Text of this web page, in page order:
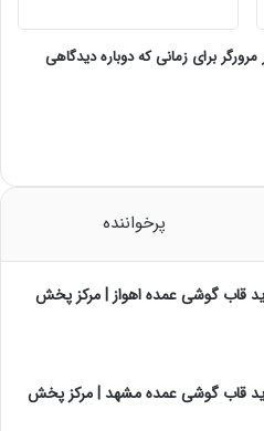
برای زمانی که دوباره دیدگاهی
پرخواننده
قاب گوشی عمده اهواز | مرکز پخش
قاب گوشی عمده مشهد | مرکز پخش